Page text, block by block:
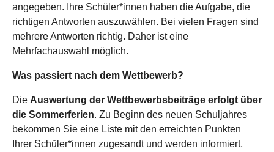
angegeben. Ihre Schüler*innen haben die Aufgabe, die
richtigen Antworten auszuwählen. Bei vielen Fragen sind
mehrere Antworten richtig. Daher ist eine
Mehrfachauswahl möglich.
Was passiert nach dem Wettbewerb?
Die Auswertung der Wettbewerbsbeiträge erfolgt über
die Sommerferien. Zu Beginn des neuen Schuljahres
bekommen Sie eine Liste mit den erreichten Punkten
Ihrer Schüler*innen zugesandt und werden informiert,